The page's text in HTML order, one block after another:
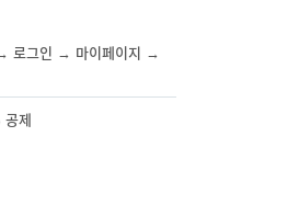
로그인 → 마이페이지 →
공제